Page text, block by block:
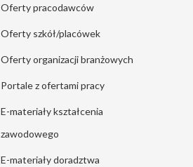
Oferty pracodawców
Oferty szkół/placówek
Oferty organizacji branżowych
Portale z ofertami pracy
E-materiały kształcenia
zawodowego
E-materiały doradztwa